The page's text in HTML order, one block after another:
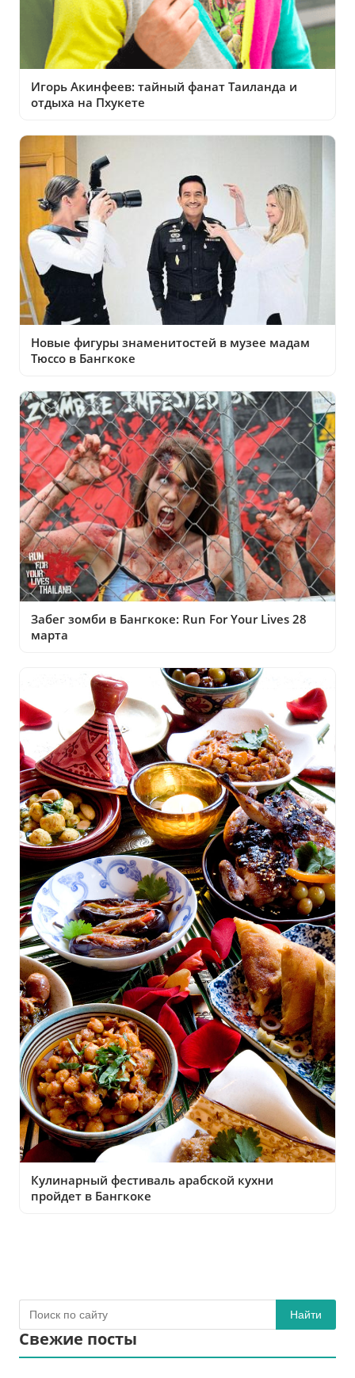
Игорь Акинфеев: тайный фанат Таиланда и
отдыха на Пхукете
Новые фигуры знаменитостей в музее мадам
Тюссо в Бангкоке
Забег зомби в Бангкоке: Run For Your Lives 28
марта
Кулинарный фестиваль арабской кухни
пройдет в Бангкоке
Найти
Свежие посты